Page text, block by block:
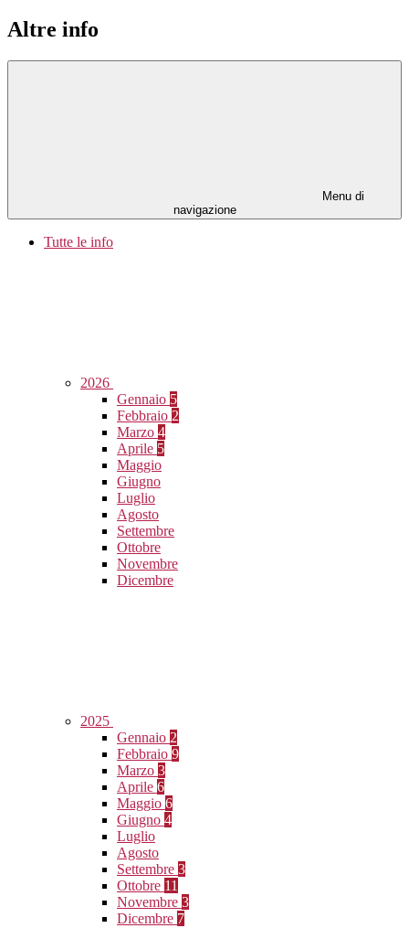
Altre info
Menu di
navigazione
Tutte le info
2026
Gennaio 5
Febbraio 2
Marzo 4
Aprile 5
Maggio
Giugno
Luglio
Agosto
Settembre
Ottobre
Novembre
Dicembre
2025
Gennaio 2
Febbraio 9
Marzo 3
Aprile 6
Maggio 6
Giugno 4
Luglio
Agosto
Settembre 3
Ottobre 11
Novembre 3
Dicembre 7